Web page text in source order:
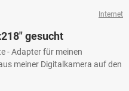
Internet
gesucht
- Adapter für meinen
meiner Digitalkamera auf den